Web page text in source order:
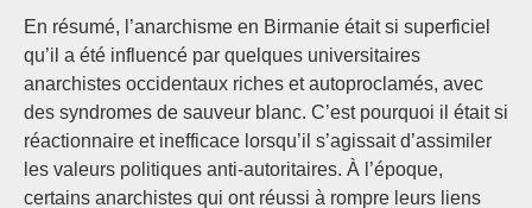
En résumé, l’anarchisme en Birmanie était si superficiel
qu’il a été influencé par quelques universitaires
anarchistes occidentaux riches et autoproclamés, avec
des syndromes de sauveur blanc. C’est pourquoi il était si
réactionnaire et inefficace lorsqu’il s’agissait d’assimiler
les valeurs politiques anti-autoritaires. À l’époque,
certains anarchistes qui ont réussi à rompre leurs liens